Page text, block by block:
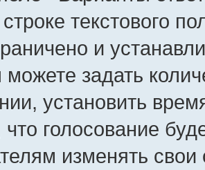
текстового
и
задать
установить
что голосование
изменять свои